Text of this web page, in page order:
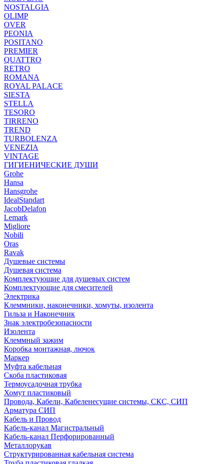
NOSTALGIA
OLIMP
OVER
PEONIA
POSITANO
PREMIER
QUATTRO
RETRO
ROMANA
ROYAL PALACE
SIESTA
STELLA
TESORO
TIRRENO
TREND
TURBOLENZA
VENEZIA
VINTAGE
ГИГИЕНИЧЕСКИЕ ДУШИ
Grohe
Hansa
Hansgrohe
IdealStandart
JacobDelafon
Lemark
Migliore
Nobili
Oras
Ravak
Душевые системы
Душевая система
Комплектующие для душевых систем
Комплектующие для смесителей
Электрика
Клеммники, наконечники, хомуты, изолента
Гильза и Наконечник
Знак электробезопасности
Изолента
Клеммный зажим
Коробка монтажная, лючок
Маркер
Муфта кабельная
Скоба пластиковая
Термоусадочная трубка
Хомут пластиковый
Провода, Кабели, Кабеленесущие системы, СКС, СИП
Арматура СИП
Кабель и Провод
Кабель-канал Магистральный
Кабель-канал Перфорированный
Металлорукав
Структурированная кабельная система